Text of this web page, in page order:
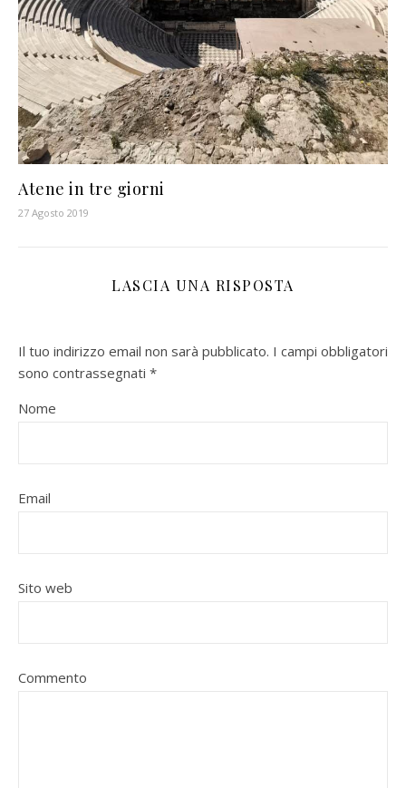
Atene in tre giorni
27 Agosto 2019
LASCIA UNA RISPOSTA
Il tuo indirizzo email non sarà pubblicato. I campi obbligatori
sono contrassegnati *
Nome
Email
Sito web
Commento